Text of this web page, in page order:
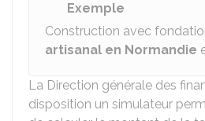
Exemple
Construction avec
artisanal en Normandie
La Direction générale des
disposition un simulateur